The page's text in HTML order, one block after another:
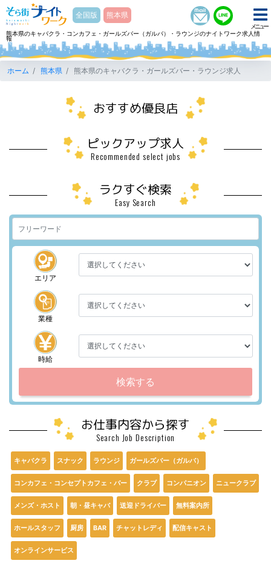
メニュー
そら街ナイトワーク
全国版
熊本県
熊本県のキャバクラ・コンカフェ・ガールズバー（ガルバ）・ラウンジのナイトワーク求人情
報
ホーム 熊本県 熊本県のキャバクラ・ガールズバー・ラウンジ求人
おすすめ優良店
ピックアップ求人
Recommended select jobs
ラクすぐ検索
Easy Search
エリア
業種
時給
検索する
お仕事内容から探す
Search Job Description
キャバクラ スナック ラウンジ ガールズバー（ガルバ）
コンカフェ・コンセプトカフェ・バー クラブ コンパニオン ニュークラブ
メンズ・ホスト 朝・昼キャバ 送迎ドライバー 無料案内所
ホールスタッフ 厨房 BAR チャットレディ 配信キャスト
オンラインサービス